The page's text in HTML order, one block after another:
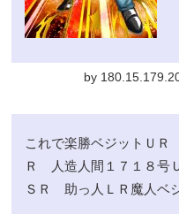
by
これで楽勝ベジットＵ
Ｒ 人造人間１７１８
ＳＲ 助っ人ＬＲ魔人ベ